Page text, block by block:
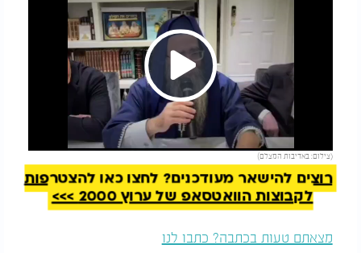
Play
Video
(צילום: באדיבות המצלם)
להמשך קריאה
רוצים להישאר מעודכנים? לחצו כאן להצטרפות
לקבוצות הוואטסאפ של ערוץ 2000 >>>
מצאתם טעות בכתבה? כתבו לנו